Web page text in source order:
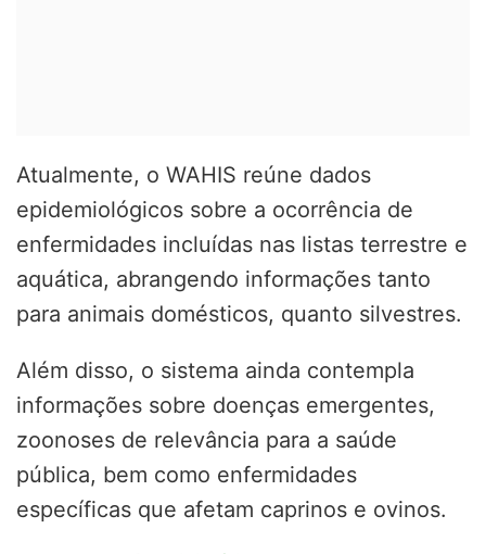
Atualmente, o WAHIS reúne dados
epidemiológicos sobre a ocorrência de
enfermidades incluídas nas listas terrestre e
aquática, abrangendo informações tanto
para animais domésticos, quanto silvestres.
Além disso, o sistema ainda contempla
informações sobre doenças emergentes,
zoonoses de relevância para a saúde
pública, bem como enfermidades
específicas que afetam caprinos e ovinos.